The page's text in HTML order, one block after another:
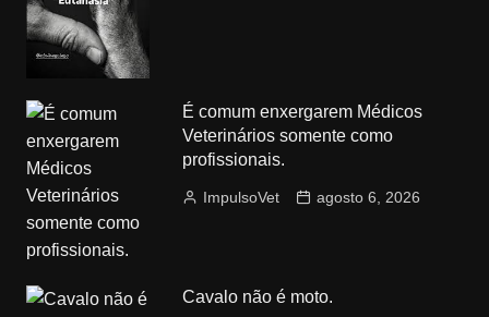
É comum enxergarem Médicos
Veterinários somente como
profissionais.
ImpulsoVet agosto 6, 2026
Cavalo não é moto.